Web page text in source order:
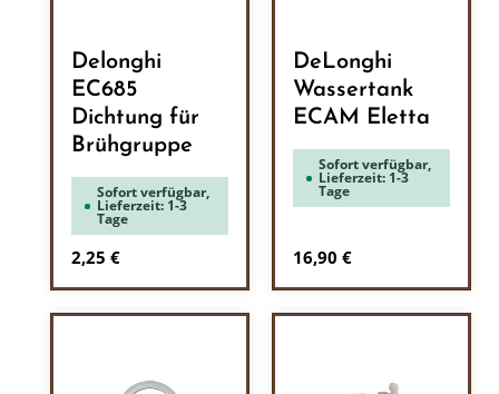
Delonghi
EC685
Dichtung für
Brühgruppe
Sofort verfügbar,
Lieferzeit: 1-3
Tage
Regulärer Preis:
2,25 €
DeLonghi
Wassertank
ECAM Eletta
Sofort verfügbar,
Lieferzeit: 1-3
Tage
Regulärer Preis:
16,90 €